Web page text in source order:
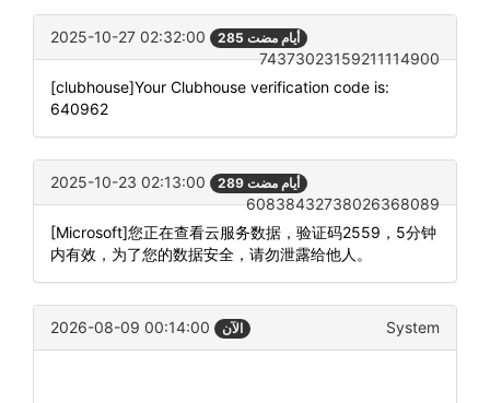
2025-10-27 02:32:00 285 أيام مضت
74373023159211114900
[clubhouse]Your Clubhouse verification code is:
640962
2025-10-23 02:13:00 289 أيام مضت
60838432738026368089
[Microsoft]您正在查看云服务数据，验证码2559，5分钟
内有效，为了您的数据安全，请勿泄露给他人。
2026-08-09 00:14:00 الآن System